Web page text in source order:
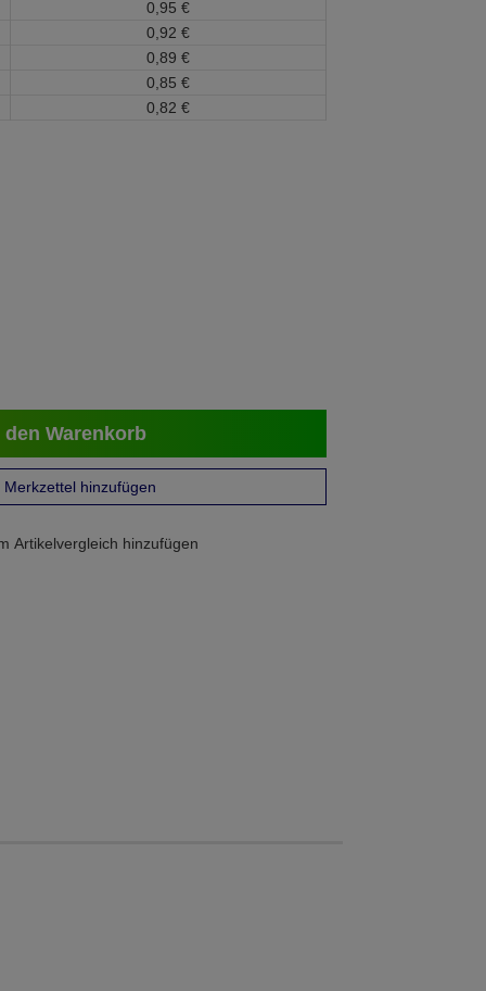
0, 95 €
0, 92 €
0, 89 €
0, 85 €
0, 82 €
den Warenkorb
Merkzettel hinzufügen
Artikelvergleich hinzufügen